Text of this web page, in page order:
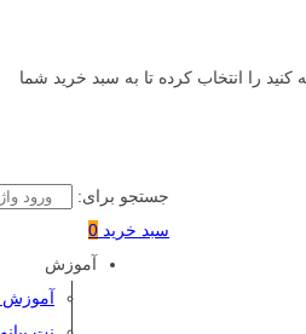
کنید را انتخاب کرده تا به سبد خرید شما
جستجو برای:
سبد خرید 0
آموزش
آموزش